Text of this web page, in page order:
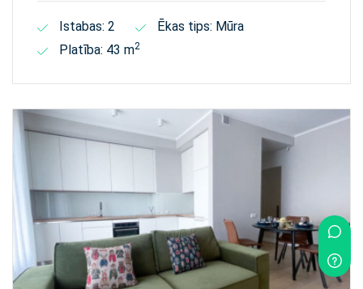
Istabas: 2
Ēkas tips: Mūra
Platība: 43 m2